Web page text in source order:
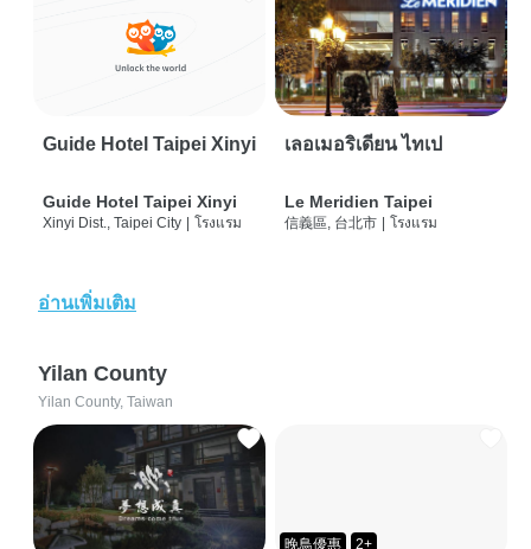
Guide Hotel Taipei Xinyi
Guide Hotel Taipei Xinyi
Xinyi Dist., Taipei City | โรงแรม
เลอเมอริเดียน ไทเป
Le Meridien Taipei
信義區, 台北市 | โรงแรม
อ่านเพิ่มเติม
Yilan County
Yilan County, Taiwan
晚鳥優惠 2+